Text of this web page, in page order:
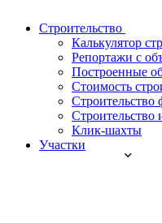
Строительство
Калькулятор
Репортажи с
Построенные
Стоимость
Строительство
Строительство
Клик-шахты
Участки